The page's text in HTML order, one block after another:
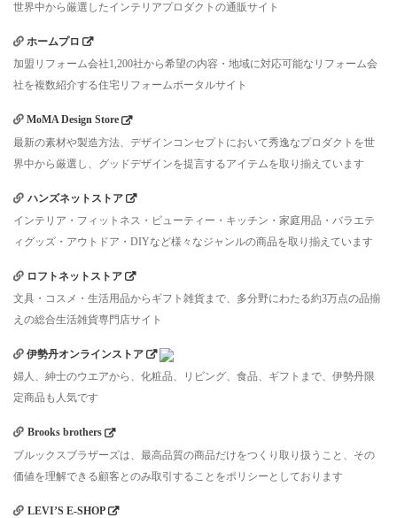
世界中から厳選したインテリアプロダクトの通販サイト
ホームプロ
加盟リフォーム会社1,200社から希望の内容・地域に対応可能なリフォーム会
社を複数紹介する住宅リフォームポータルサイト
MoMA Design Store
最新の素材や製造方法、デザインコンセプトにおいて秀逸なプロダクトを世
界中から厳選し、グッドデザインを提言するアイテムを取り揃えています
ハンズネットストア
インテリア・フィットネス・ビューティー・キッチン・家庭用品・バラエテ
ィグッズ・アウトドア・DIYなど様々なジャンルの商品を取り揃えています
ロフトネットストア
文具・コスメ・生活用品からギフト雑貨まで、多分野にわたる約3万点の品揃
えの総合生活雑貨専門店サイト
伊勢丹オンラインストア
婦人、紳士のウエアから、化粧品、リビング、食品、ギフトまで、伊勢丹限
定商品も人気です
Brooks brothers
ブルックスブラザーズは、最高品質の商品だけをつくり取り扱うこと、その
価値を理解できる顧客とのみ取引することをポリシーとしております
LEVI’S E-SHOP